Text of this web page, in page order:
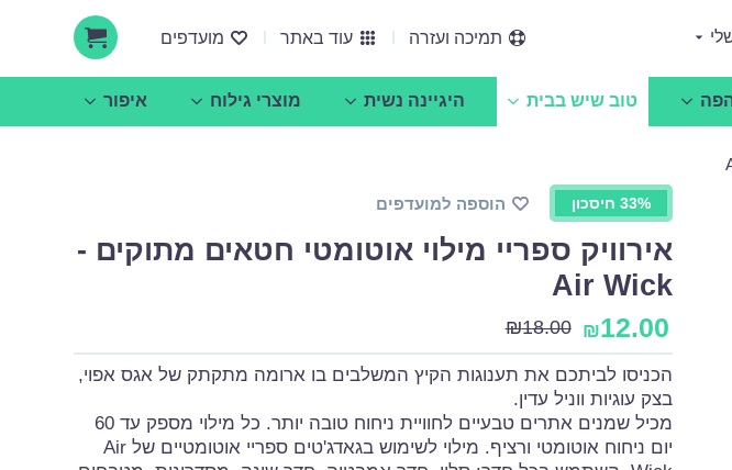
תמיכה ועזרה עוד באתר מועדפים
טוב שיש בבית היגיינה נשית מוצרי גילוח איפור
33% חיסכון הוספה למועדפים
אירוויק ספריי מילוי אוטומטי חטאים מתוקים -
Air Wick
₪12.00
₪18.00
הכניסו לביתכם את תענוגות הקיץ המשלבים בו ארומה מתקתק של אגס אפוי,
בצק עוגיות ווניל עדין.
מכיל שמנים אתרים טבעיים לחוויית ניחוח טובה יותר. כל מילוי מספק עד 60
יום ניחוח אוטומטי ורציף. מילוי לשימוש בגאדג'טים ספריי אוטומטיים של Air